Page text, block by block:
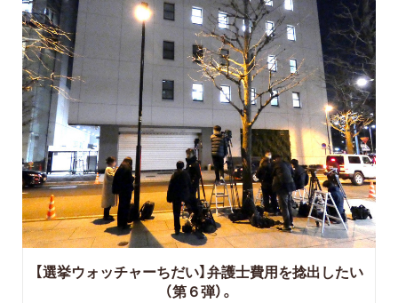
【選挙ウォッチャーちだい】弁護士費用を捻出したい
（第６弾）。